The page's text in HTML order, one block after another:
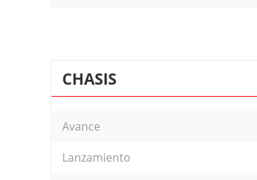
CHASIS
Avance
Lanzamiento